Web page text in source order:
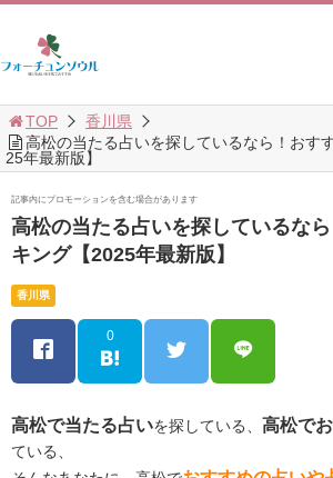
TOP
香川県
高松の当たる占いを探しているなら！おす
25年最新版】
記事内にプロモーションを含む場合があります
高松の当たる占いを探しているな
キング【2025年最新版】
香川県
0
高松で当たる占いを探している、 高松で
ている、